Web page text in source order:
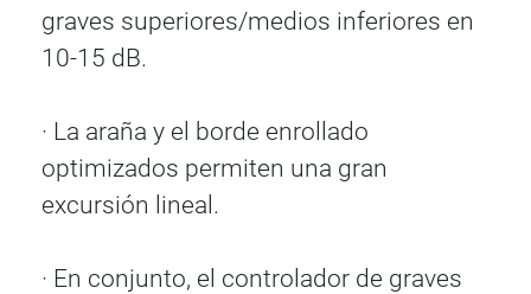
graves superiores/medios inferiores en
10-15 dB.
· La araña y el borde enrollado
optimizados permiten una gran
excursión lineal.
· En conjunto, el controlador de graves